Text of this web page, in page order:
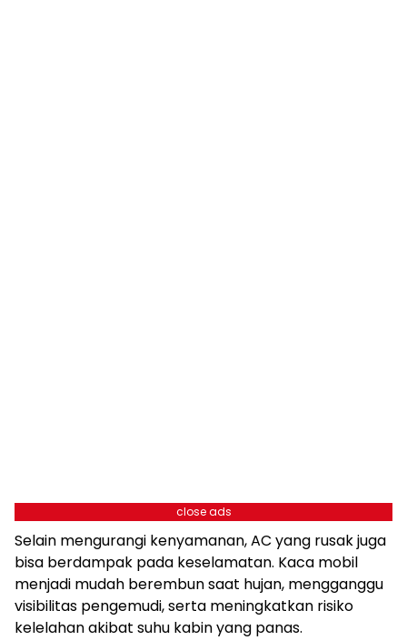
close ads
Selain mengurangi kenyamanan, AC yang rusak juga
bisa berdampak pada keselamatan. Kaca mobil
menjadi mudah berembun saat hujan, mengganggu
visibilitas pengemudi, serta meningkatkan risiko
kelelahan akibat suhu kabin yang panas.